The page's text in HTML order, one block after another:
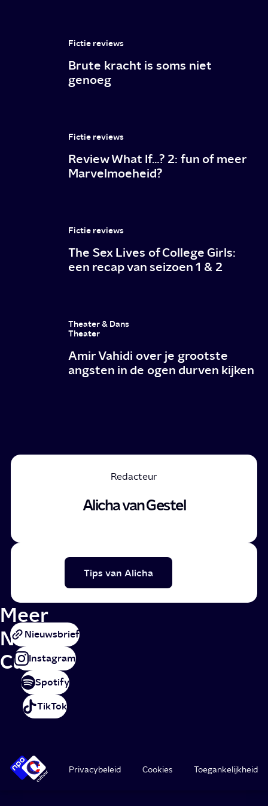
Fictie reviews
Brute kracht is soms niet
genoeg
Fictie reviews
Review What If…? 2: fun of meer
Marvelmoeheid?
Fictie reviews
The Sex Lives of College Girls:
een recap van seizoen 1 & 2
Theater & Dans
Theater
Amir Vahidi over je grootste
angsten in de ogen durven kijken
Redacteur
Alicha van Gestel
Tips van Alicha
Meer
NPO
Cultuur
Nieuwsbrief
Instagram
Spotify
TikTok
Privacybeleid Cookies Toegankelijkheid